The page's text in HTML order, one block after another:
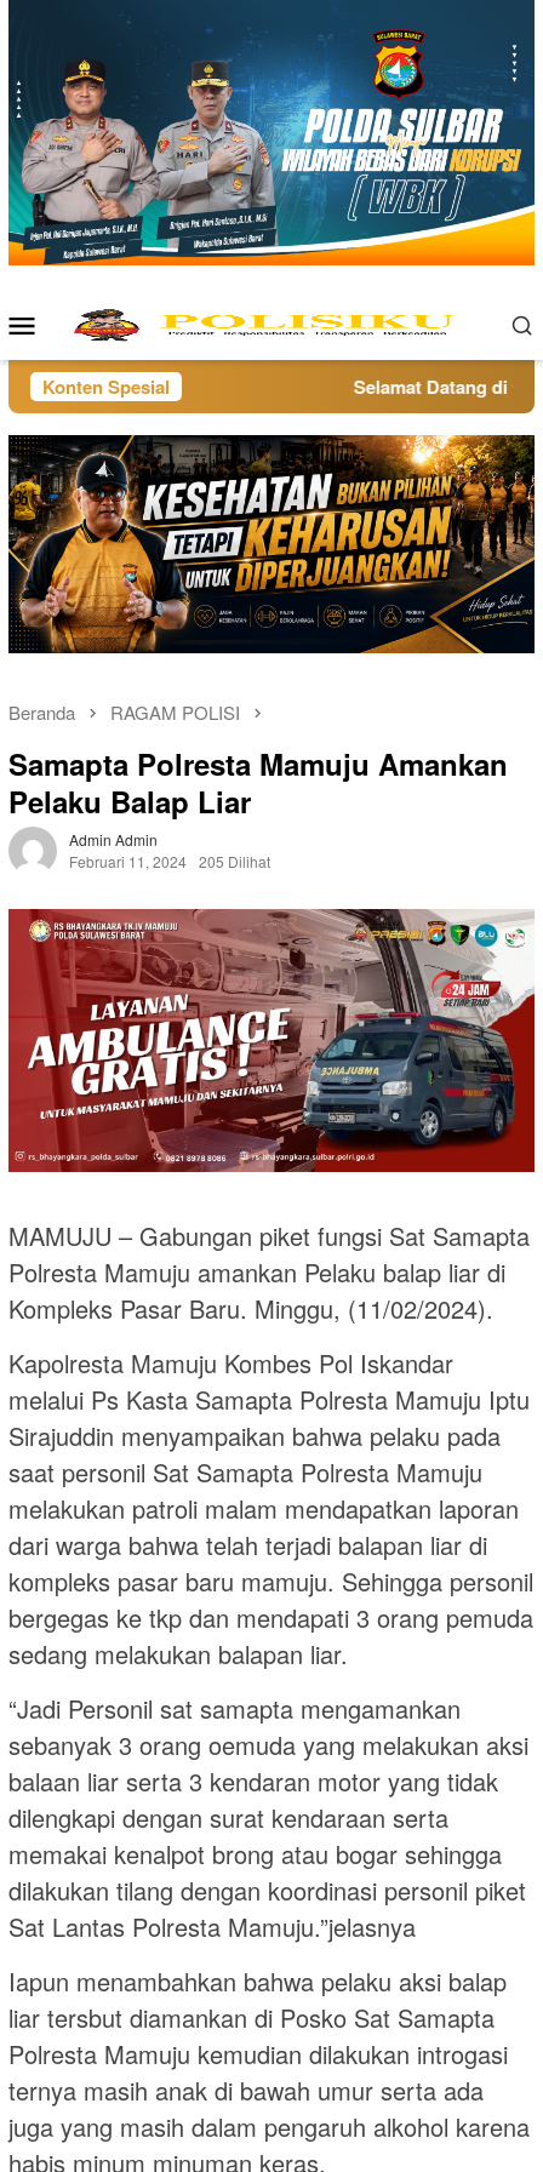
Menu
Mobile
Konten Spesial Selamat Datang di
Beranda RAGAM POLISI
Samapta Polresta Mamuju Amankan
Pelaku Balap Liar
Admin Admin
Februari 11, 2024 205 Dilihat
MAMUJU – Gabungan piket fungsi Sat Samapta
Polresta Mamuju amankan Pelaku balap liar di
Kompleks Pasar Baru. Minggu, (11/02/2024).
Kapolresta Mamuju Kombes Pol Iskandar
melalui Ps Kasta Samapta Polresta Mamuju Iptu
Sirajuddin menyampaikan bahwa pelaku pada
saat personil Sat Samapta Polresta Mamuju
melakukan patroli malam mendapatkan laporan
dari warga bahwa telah terjadi balapan liar di
kompleks pasar baru mamuju. Sehingga personil
bergegas ke tkp dan mendapati 3 orang pemuda
sedang melakukan balapan liar.
“Jadi Personil sat samapta mengamankan
sebanyak 3 orang oemuda yang melakukan aksi
balaan liar serta 3 kendaran motor yang tidak
dilengkapi dengan surat kendaraan serta
memakai kenalpot brong atau bogar sehingga
dilakukan tilang dengan koordinasi personil piket
Sat Lantas Polresta Mamuju.”jelasnya
Iapun menambahkan bahwa pelaku aksi balap
liar tersbut diamankan di Posko Sat Samapta
Polresta Mamuju kemudian dilakukan introgasi
ternya masih anak di bawah umur serta ada
juga yang masih dalam pengaruh alkohol karena
habis minum minuman keras.